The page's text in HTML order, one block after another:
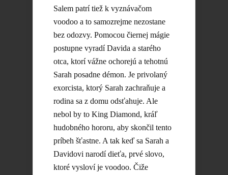
Salem patrí tiež k vyznávačom
voodoo a to samozrejme nezostane
bez odozvy. Pomocou čiernej mágie
postupne vyradí Davida a starého
otca, ktorí vážne ochorejú a tehotnú
Sarah posadne démon. Je privolaný
exorcista, ktorý Sarah zachraňuje a
rodina sa z domu odsťahuje. Ale
nebol by to King Diamond, kráľ
hudobného hororu, aby skončil tento
príbeh šťastne. A tak keď sa Sarah a
Davidovi narodí dieťa, prvé slovo,
ktoré vysloví je voodoo. Čiže